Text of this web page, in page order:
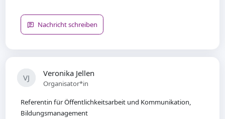
Nachricht schreiben
VJ Veronika Jellen
Organisator*in
Referentin für Öffentlichkeitsarbeit und Kommunikation,
Bildungsmanagement